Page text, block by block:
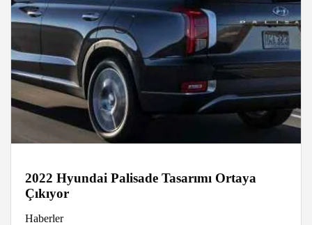
2022 Hyundai Palisade Tasarımı Ortaya
Çıkıyor
Haberler